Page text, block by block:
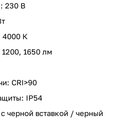
230 В
4000 К
1650 лм
CRI>90
IP54
черной вставкой / черный